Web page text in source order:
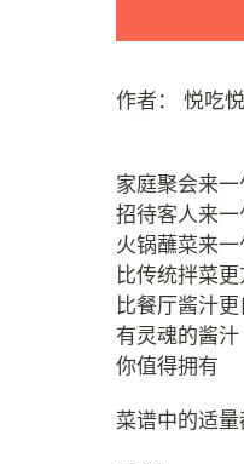
作者： 悦吃
家庭聚会来一
招待客人来一
火锅蘸菜来一
比传统拌菜更
比餐厅酱汁更
有灵魂的酱汁
你值得拥有